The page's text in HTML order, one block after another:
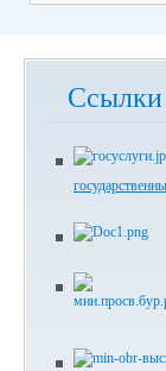
Ссылки